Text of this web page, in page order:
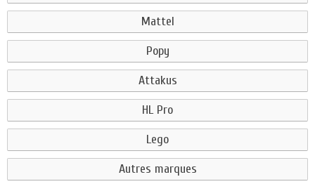
Mattel
Popy
Attakus
HL Pro
Lego
Autres marques